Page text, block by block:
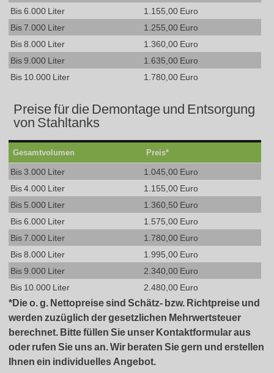
Bis 6.000 Liter
1.155,00 Euro
Bis 7.000 Liter
1.255,00 Euro
Bis 8.000 Liter
1.360,00 Euro
Bis 9.000 Liter
1.635,00 Euro
Bis 10.000 Liter
1.780,00 Euro
Preise für die Demontage und Entsorgung
von Stahltanks
Gesamtvolumen Preis*
Bis 3.000 Liter
1.045,00 Euro
Bis 4.000 Liter
1.155,00 Euro
Bis 5.000 Liter
1.360,50 Euro
Bis 6.000 Liter
1.575,00 Euro
Bis 7.000 Liter
1.780,00 Euro
Bis 8.000 Liter
1.995,00 Euro
Bis 9.000 Liter
2.340,00 Euro
Bis 10.000 Liter
2.480,00 Euro
*Die o. g. Nettopreise sind Schätz- bzw. Richtpreise und
werden zuzüglich der gesetzlichen Mehrwertsteuer
berechnet. Bitte füllen Sie unser Kontaktformular aus
oder rufen Sie uns an. Wir beraten Sie gern und erstellen
Ihnen ein individuelles Angebot.